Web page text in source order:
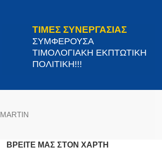
ΤΙΜΕΣ ΣΥΝΕΡΓΑΣΙΑΣ
ΣΥΜΦΕΡΟΥΣΑ
ΤΙΜΟΛΟΓΙΑΚΗ ΕΚΠΤΩΤΙΚΗ
ΠΟΛΙΤΙΚΗ!!!
MARTIN
ΒΡΕΊΤΕ ΜΑΣ ΣΤΟΝ ΧΆΡΤΗ